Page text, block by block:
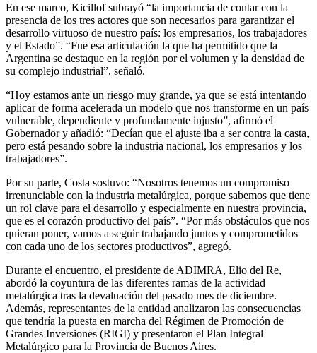
En ese marco, Kicillof subrayó “la importancia de contar con la
presencia de los tres actores que son necesarios para garantizar el
desarrollo virtuoso de nuestro país: los empresarios, los trabajadores
y el Estado”. “Fue esa articulación la que ha permitido que la
Argentina se destaque en la región por el volumen y la densidad de
su complejo industrial”, señaló.
“Hoy estamos ante un riesgo muy grande, ya que se está intentando
aplicar de forma acelerada un modelo que nos transforme en un país
vulnerable, dependiente y profundamente injusto”, afirmó el
Gobernador y añadió: “Decían que el ajuste iba a ser contra la casta,
pero está pesando sobre la industria nacional, los empresarios y los
trabajadores”.
Por su parte, Costa sostuvo: “Nosotros tenemos un compromiso
irrenunciable con la industria metalúrgica, porque sabemos que tiene
un rol clave para el desarrollo y especialmente en nuestra provincia,
que es el corazón productivo del país”. “Por más obstáculos que nos
quieran poner, vamos a seguir trabajando juntos y comprometidos
con cada uno de los sectores productivos”, agregó.
Durante el encuentro, el presidente de ADIMRA, Elio del Re,
abordó la coyuntura de las diferentes ramas de la actividad
metalúrgica tras la devaluación del pasado mes de diciembre.
Además, representantes de la entidad analizaron las consecuencias
que tendría la puesta en marcha del Régimen de Promoción de
Grandes Inversiones (RIGI) y presentaron el Plan Integral
Metalúrgico para la Provincia de Buenos Aires.